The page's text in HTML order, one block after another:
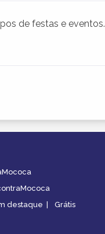
de festas e eventos.
destaque | Grátis